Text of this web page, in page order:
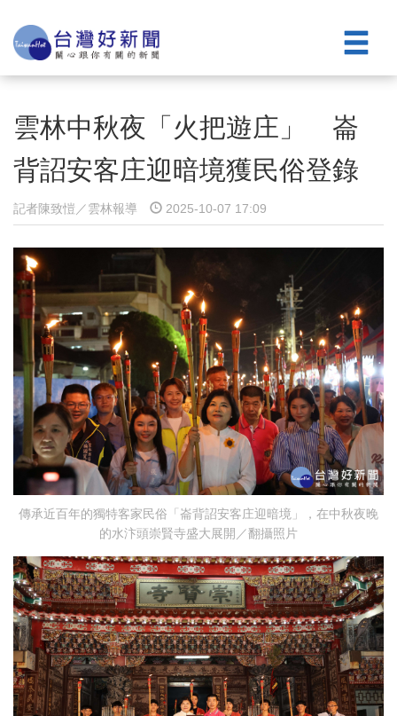
雲林中秋夜「火把遊庄」 崙
背詔安客庄迎暗境獲民俗登錄
記者陳致愷／雲林報導 2025-10-07 17:09
傳承近百年的獨特客家民俗「崙背詔安客庄迎暗境」，在中秋夜晚
的水汴頭崇賢寺盛大展開／翻攝照片